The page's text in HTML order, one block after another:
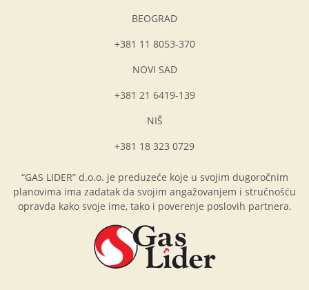
BEOGRAD
+381 11 8053-370
NOVI SAD
+381 21 6419-139
NIŠ
+381 18 323 0729
“GAS LIDER” d.o.o. je preduzeće koje u svojim dugoročnim
planovima ima zadatak da svojim angažovanjem i stručnošću
opravda kako svoje ime, tako i poverenje poslovih partnera.